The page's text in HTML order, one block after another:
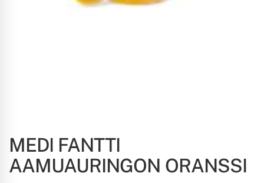
MEDI FANTTI
AAMUAURINGON ORANSSI